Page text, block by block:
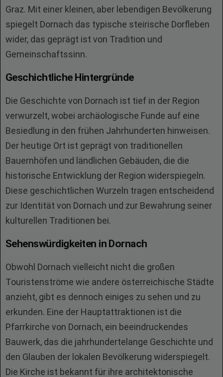
Graz. Mit einer kleinen, aber lebendigen Bevölkerung
spiegelt Dornach das typische steirische Dorfleben
wider, das geprägt ist von Tradition und
Gemeinschaftssinn.
Geschichtliche Hintergründe
Die Geschichte von Dornach ist tief in der Region
verwurzelt, wobei archäologische Funde auf eine
Besiedlung in den frühen Jahrhunderten hinweisen.
Der heutige Ort ist geprägt von traditionellen
Bauernhöfen und ländlichen Gebäuden, die die
historische Entwicklung der Region widerspiegeln.
Diese geschichtlichen Wurzeln tragen entscheidend
zur Identität von Dornach und zur Bewahrung seiner
kulturellen Traditionen bei.
Sehenswürdigkeiten in Dornach
Obwohl Dornach vielleicht nicht die großen
Touristenströme wie andere österreichische Städte
anzieht, gibt es dennoch einiges zu sehen und zu
erkunden. Eine der Hauptattraktionen ist die
Pfarrkirche von Dornach, ein beeindruckendes
Bauwerk, das die jahrhundertelange Geschichte und
den Glauben der lokalen Bevölkerung widerspiegelt.
Die Kirche ist bekannt für ihre architektonische